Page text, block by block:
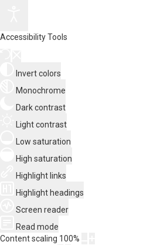
Accessibility Tools
Invert colors
Monochrome
Dark contrast
Light contrast
Low saturation
High saturation
Highlight links
Highlight headings
Screen reader
Read mode
Content scaling 100%